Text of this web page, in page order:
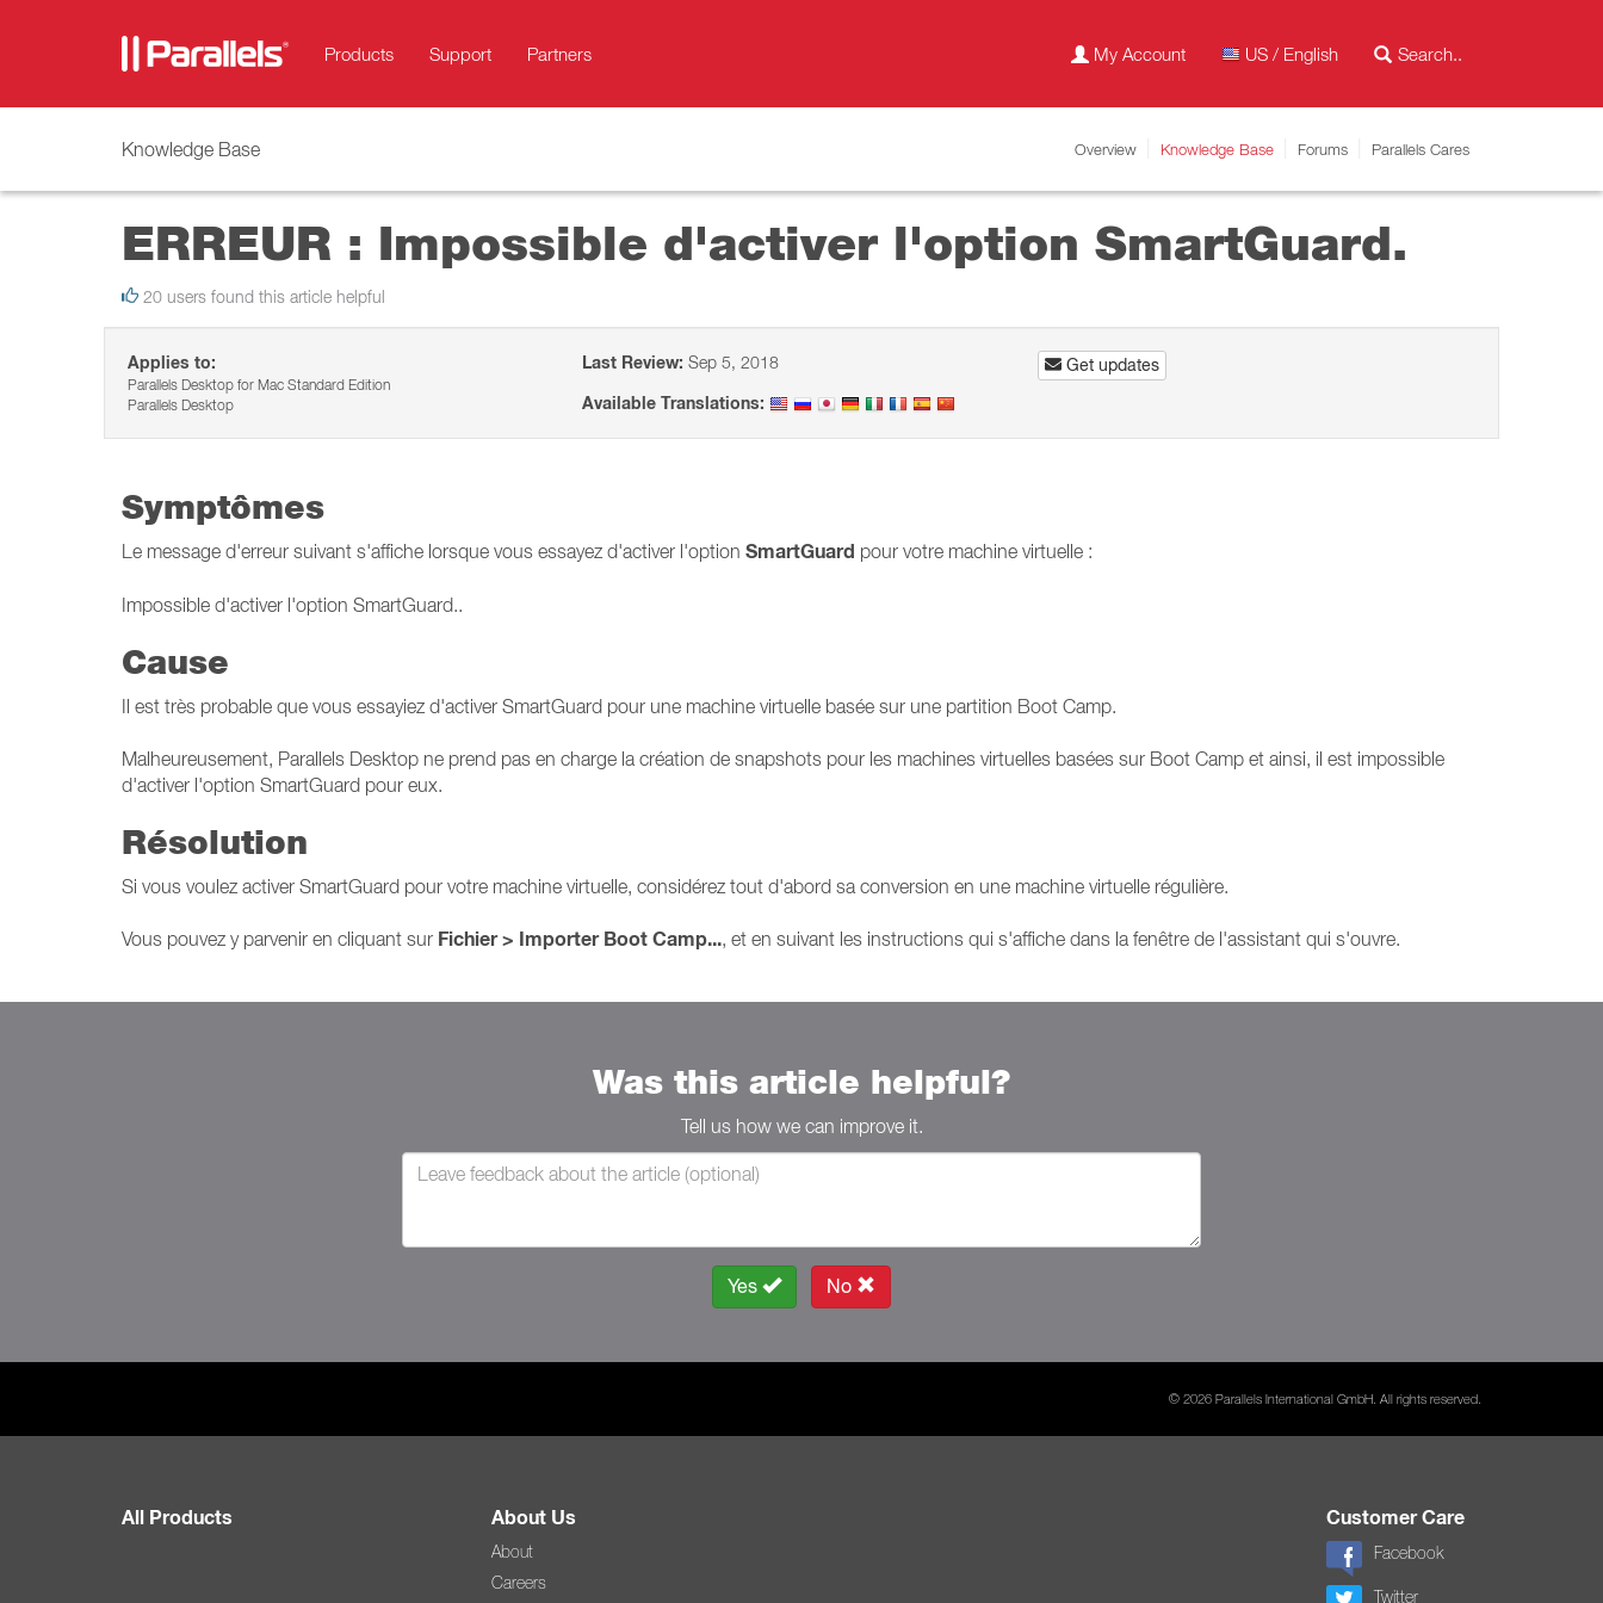
Products Support Partners My Account US / English
Knowledge Base Overview Knowledge Base Forums Parallels Cares
ERREUR : Impossible d'activer l'option SmartGuard.
20 users found this article helpful
Applies to:
Parallels Desktop for Mac Standard Edition
Parallels Desktop
Last Review: Sep 5, 2018
Available Translations:
Get updates
Symptômes
Le message d'erreur suivant s'affiche lorsque vous essayez d'activer l'option SmartGuard pour votre machine virtuelle :
Impossible d'activer l'option SmartGuard..
Cause
Il est très probable que vous essayiez d'activer SmartGuard pour une machine virtuelle basée sur une partition Boot Camp.
Malheureusement, Parallels Desktop ne prend pas en charge la création de snapshots pour les machines virtuelles basées sur Boot Camp et ainsi, il est impossible
d'activer l'option SmartGuard pour eux.
Résolution
Si vous voulez activer SmartGuard pour votre machine virtuelle, considérez tout d'abord sa conversion en une machine virtuelle régulière.
Vous pouvez y parvenir en cliquant sur Fichier > Importer Boot Camp..., et en suivant les instructions qui s'affiche dans la fenêtre de l'assistant qui s'ouvre.
Was this article helpful?
Tell us how we can improve it.
Yes No
© 2026 Parallels International GmbH. All rights reserved.
All Products About Us
About
Careers
Customer Care
Facebook
Twitter